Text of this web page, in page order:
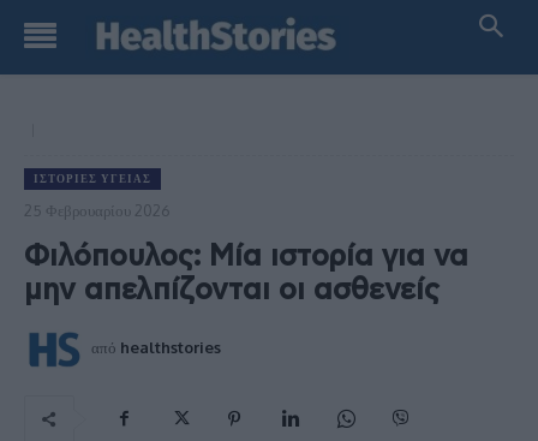
ΙΣΤΟΡΊΕΣ ΥΓΕΊΑΣ
25 Φεβρουαρίου 2026
Φιλόπουλος: Μία ιστορία για να
μην απελπίζονται οι ασθενείς
από healthstories